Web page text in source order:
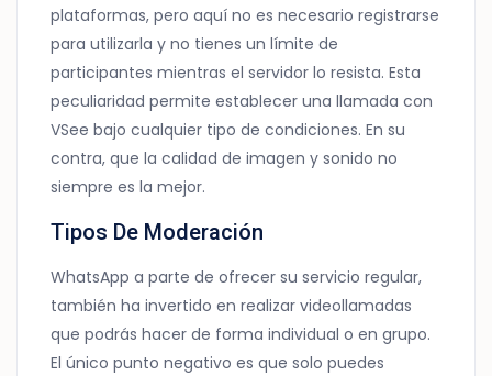
plataformas, pero aquí no es necesario registrarse
para utilizarla y no tienes un límite de
participantes mientras el servidor lo resista. Esta
peculiaridad permite establecer una llamada con
VSee bajo cualquier tipo de condiciones. En su
contra, que la calidad de imagen y sonido no
siempre es la mejor.
Tipos De Moderación
WhatsApp a parte de ofrecer su servicio regular,
también ha invertido en realizar videollamadas
que podrás hacer de forma individual o en grupo.
El único punto negativo es que solo puedes